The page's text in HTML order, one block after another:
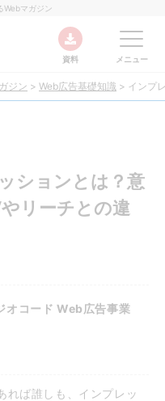
Webマガジン
資料 メニュー
ジン > Web広告基礎知識 > インプ
ションとは？意
リーチとの違
オコード Web広告事業
れば誰しも、インプレッ